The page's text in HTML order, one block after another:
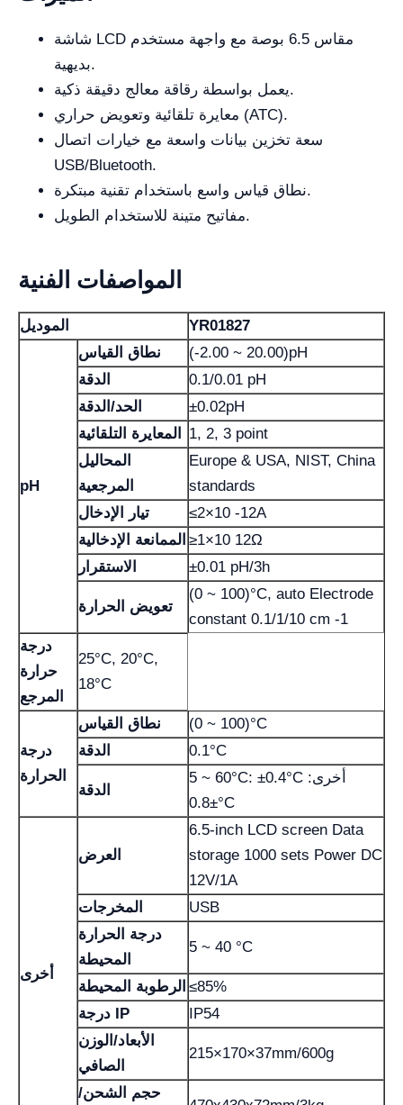
شاشة LCD مقاس 6.5 بوصة مع واجهة مستخدم
بديهية.
يعمل بواسطة رقاقة معالج دقيقة ذكية.
معايرة تلقائية وتعويض حراري (ATC).
سعة تخزين بيانات واسعة مع خيارات اتصال
USB/Bluetooth.
نطاق قياس واسع باستخدام تقنية مبتكرة.
مفاتيح متينة للاستخدام الطويل.
المواصفات الفنية
الموديل YR01827
pH
نطاق القياس
(-2.00 ~ 20.00)pH
الدقة
0.1/0.01 pH
الحد/الدقة
±0.02pH
المعايرة التلقائية
1, 2, 3 point
المحاليل
المرجعية
Europe & USA, NIST, China
standards
تيار الإدخال
≤2×10 -12A
الممانعة الإدخالية ≥1×10 12Ω
الاستقرار
±0.01 pH/3h
تعويض الحرارة
(0 ~ 100)°C, auto Electrode
constant 0.1/1/10 cm -1
درجة
حرارة
المرجع
25°C, 20°C,
18°C
درجة
الحرارة
نطاق القياس
(0 ~ 100)°C
الدقة
0.1°C
الدقة
5 ~ 60°C: ±0.4°C أخرى:
±0.8°C
أخرى
العرض
6.5-inch LCD screen Data
storage 1000 sets Power DC
12V/1A
المخرجات
USB
درجة الحرارة
المحيطة
5 ~ 40 °C
الرطوبة المحيطة ≤85%
درجة IP
IP54
الأبعاد/الوزن
الصافي
215×170×37mm/600g
حجم الشحن/